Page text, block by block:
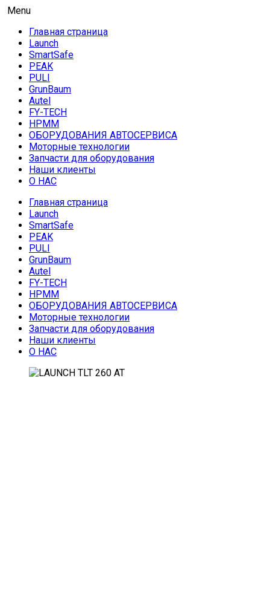
Skip
content
AUTO HOUSE
Launch в Армении,Launch Armenia
Menu
Главная страница
Launch
SmartSafe
PEAK
PULI
GrunBaum
Autel
FY-TECH
HPMM
ОБОРУДОВАНИЯ АВТОСЕРВИСА
Моторные технологии
Запчасти для оборудования
Наши клиенты
О НАС
Главная страница
Launch
SmartSafe
PEAK
PULI
GrunBaum
Autel
FY-TECH
HPMM
ОБОРУДОВАНИЯ АВТОСЕРВИСА
Моторные технологии
Запчасти для оборудования
Наши клиенты
О НАС